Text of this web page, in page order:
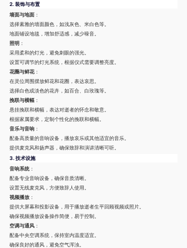
2. 装饰与布置
墙面与地面：
选择素雅的墙面颜色，如浅灰色、米白色等。
地面铺设地毯，增加舒适感，减少噪音。
照明 ：
采用柔和的灯光，避免刺眼的强光。
设置可调节的灯光系统，根据仪式需要调整亮度。
花圈与鲜花：
在灵位周围摆放鲜花和花圈，表达哀思。
选择白色或淡色的花卉，如百合、白玫瑰等。
挽联与横幅：
悬挂挽联和横幅，表达对逝者的怀念和敬意。
根据家属要求，定制个性化的挽联和横幅。
音乐与音响：
配备高质量的音响设备，播放哀乐或其他适宜的音乐。
提供麦克风和扬声器，确保致辞和演讲清晰可听。
3. 技术设施
音响系统：
配备专业音响设备，确保音质清晰。
设置无线麦克风，方便致辞人使用。
视频播放：
提供大屏幕和投影设备，用于播放逝者生平回顾视频或照片。
确保视频播放设备操作简便，易于控制。
空调与通风：
配备中央空调系统，保持室内温度适宜。
确保良好的通风，避免空气浑浊。